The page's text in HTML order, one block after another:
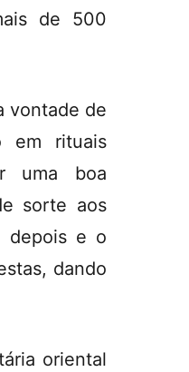
de 500
vontade de
em rituais
uma boa
sorte aos
depois e o
dando
oriental